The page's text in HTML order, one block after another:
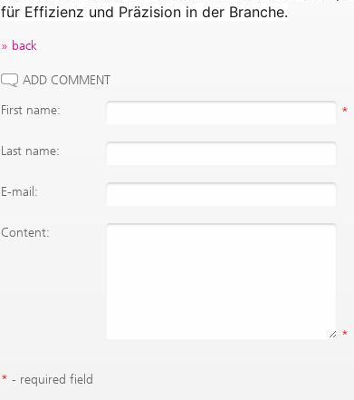
für Effizienz und Präzision in der Branche.
back
ADD COMMENT
First name:
*
Last name:
E-mail:
Content:
*
* - required field